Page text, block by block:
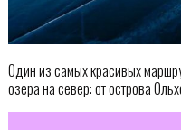
Один из самых красивых
озера на север: от острова